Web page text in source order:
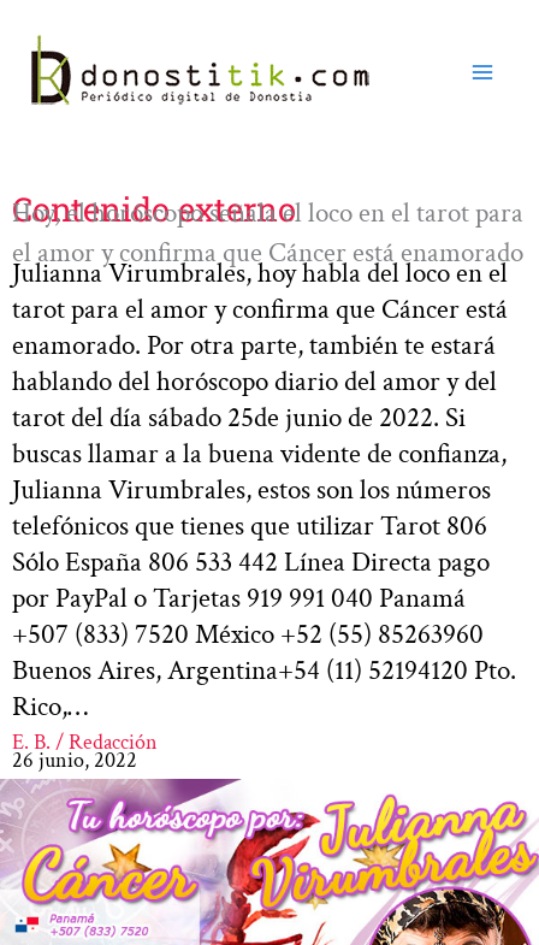
contenido
Contenido externo
Hoy, el horóscopo señala el loco en el tarot para
el amor y confirma que Cáncer está enamorado
Julianna Virumbrales, hoy habla del loco en el
tarot para el amor y confirma que Cáncer está
enamorado. Por otra parte, también te estará
hablando del horóscopo diario del amor y del
tarot del día sábado 25de junio de 2022. Si
buscas llamar a la buena vidente de confianza,
Julianna Virumbrales, estos son los números
telefónicos que tienes que utilizar Tarot 806
Sólo España 806 533 442 Línea Directa pago
por PayPal o Tarjetas 919 991 040 Panamá
+507 (833) 7520 México +52 (55) 85263960
Buenos Aires, Argentina+54 (11) 52194120 Pto.
Rico,…
E. B. / Redacción
26 junio, 2022